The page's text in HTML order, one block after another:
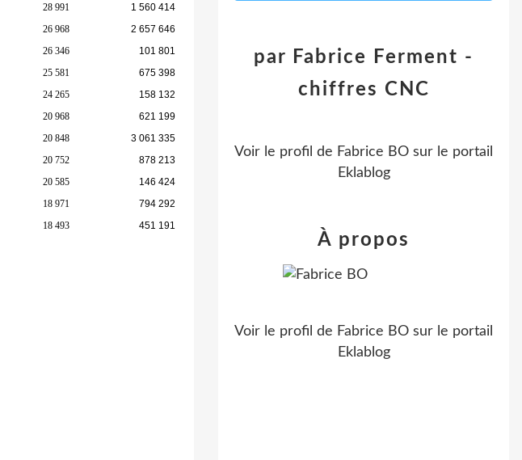
28 991
1 560 414
26 968
2 657 646
26 346
101 801
25 581
675 398
24 265
158 132
20 968
621 199
20 848
3 061 335
20 752
878 213
20 585
146 424
18 971
794 292
18 493 451 191
par Fabrice Ferment -
chiffres CNC
Voir le profil de Fabrice BO sur le portail
Eklablog
À propos
Voir le profil de Fabrice BO sur le portail
Eklablog